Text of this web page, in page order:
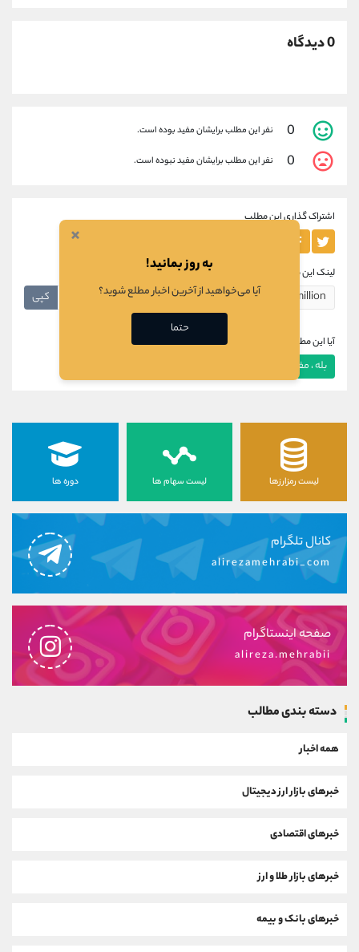
0 دیدگاه
0 نفر این مطلب برایشان مفید بوده است.
0 نفر این مطلب برایشان مفید نبوده است.
اشتراک گذاری این مطلب
لینک این مطلب
کپی
آیا این مطلب برای شما مفید بود؟
بله ، مفید بود
لیست رمزارزها لیست سهام ها دوره ها
کانال تلگرام
alirezamehrabi_com
صفحه اینستاگرام
alireza.mehrabii
دسته بندی مطالب
همه اخبار
خبرهای بازار ارز دیجیتال
خبرهای اقتصادی
خبرهای بازار طلا و ارز
خبرهای بانک و بیمه
×
به روز بمانید!
آیا می‌خواهید از آخرین اخبار مطلع شوید؟
حتما